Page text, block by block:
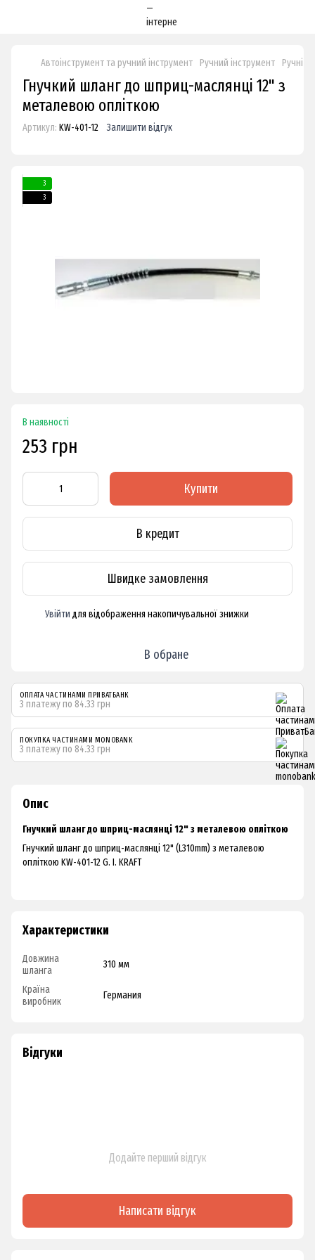
Автоінструмент та ручний інструмент Ручний інструмент Ручні
Гнучкий шланг до шприц-маслянці 12" з
металевою опліткою
Артикул: KW-401-12 Залишити відгук
3
3
В наявності
253 грн
Купити
В кредит
Швидке замовлення
Увійти для відображення накопичувальної знижки
В обране
ОПЛАТА ЧАСТИНАМИ ПРИВАТБАНК
3 платежу по 84.33 грн
ПОКУПКА ЧАСТИНАМИ MONOBANK
3 платежу по 84.33 грн
Опис
Гнучкий шланг до шприц-маслянці 12" з металевою опліткою
Гнучкий шланг до шприц-маслянці 12" (L310mm) з металевою
опліткою KW-401-12 G. I. KRAFT
Характеристики
Довжина
шланга
310 мм
Країна
виробник
Германия
Відгуки
Додайте перший відгук
Написати відгук